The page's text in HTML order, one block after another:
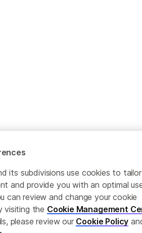
its subdivisions use cookies to tailor
and provide you with an optimal
can review and change your cookie
visiting the Cookie Management
please review our Cookie Policy